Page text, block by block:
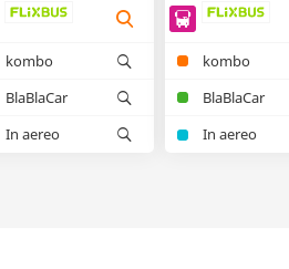
kombo
BlaBlaCar
In aereo
kombo
BlaBlaCar
In aereo